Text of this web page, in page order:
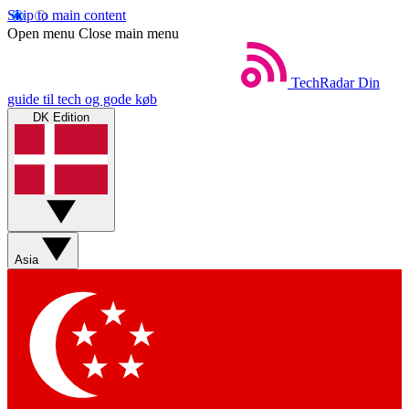
Skip to main content
Open menu Close main menu
TechRadar Din
guide til tech og gode køb
DK Edition
Asia